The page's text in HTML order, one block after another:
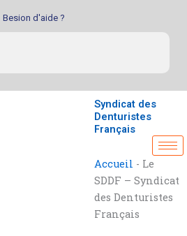
Besion d'aide ?
Syndicat des
Denturistes
Français
Accueil - Le
SDDF – Syndicat
des Denturistes
Français